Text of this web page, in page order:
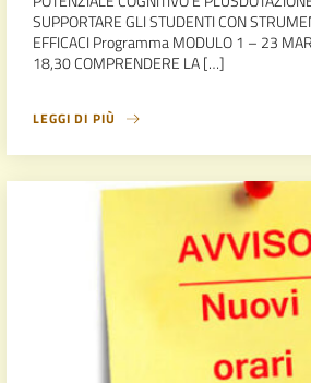
SUPPORTARE GLI STUDENTI CON
EFFICACI Programma MODULO 1 – 23
18,30 COMPRENDERE LA […]
LEGGI DI PIÙ